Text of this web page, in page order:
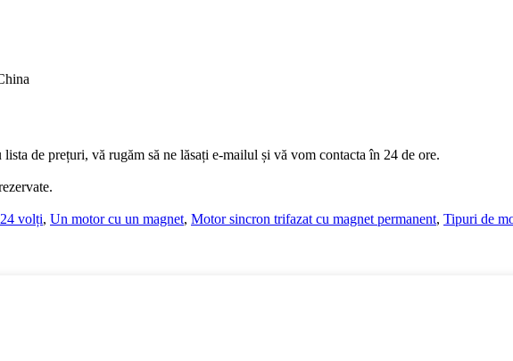
de prețuri, vă rugăm să ne lăsați e-mailul și vă vom contacta în 24 de ore.
volți, Un motor cu un magnet, Motor sincron trifazat cu magnet permanent, Tipuri de